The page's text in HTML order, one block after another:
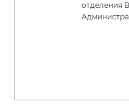
отделения